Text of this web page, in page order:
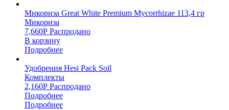
Микориза Great White Premium Mycorrhizae 113,4 гр
Микориза
7,660Р Распродано
В корзину
Подробнее
Удобрения Hesi Pack Soil
Комплекты
2,160Р Распродано
Подробнее
Подробнее